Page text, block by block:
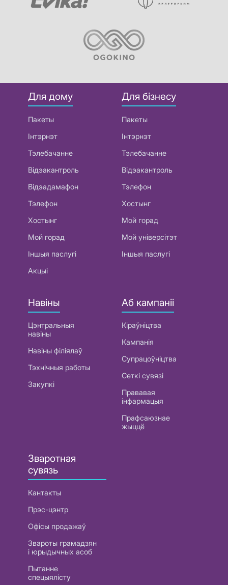
Для дому
Пакеты
Інтэрнэт
Тэлебачанне
Відэакантроль
Відэадамафон
Тэлефон
Хостынг
Мой горад
Іншыя паслугі
Акцыі
Для бізнесу
Пакеты
Інтэрнэт
Тэлебачанне
Відэакантроль
Тэлефон
Хостынг
Мой горад
Мой універсітэт
Іншыя паслугі
Навіны
Цэнтральныя
навіны
Навіны філіялаў
Тэхнічныя работы
Закупкі
Аб кампаніі
Кіраўніцтва
Кампанія
Супрацоўніцтва
Сеткі сувязі
Прававая
інфармацыя
Прафсаюзнае
жыццё
Зваротная
сувязь
Кантакты
Прэс-цэнтр
Офісы продажаў
Звароты грамадзян
і юрыдычных асоб
Пытанне
спецыялісту